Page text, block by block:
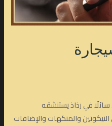
في رذاذ يستنشقه
والمنكهات والإضافات